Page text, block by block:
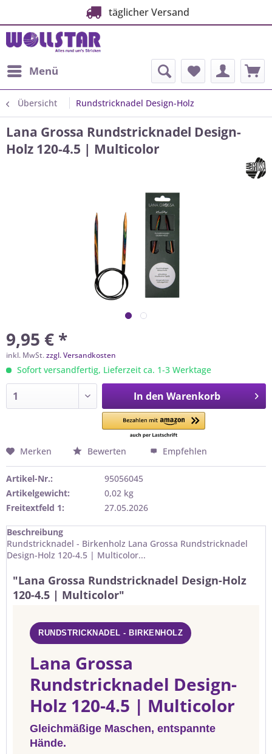
täglicher Versand
Menü
Übersicht Rundstricknadel Design-Holz
Lana Grossa Rundstricknadel Design-
Holz 120-4.5 | Multicolor
9,95 € *
inkl. MwSt.zzgl. Versandkosten
Sofort versandfertig, Lieferzeit ca. 1-3 Werktage
In den Warenkorb
Merken Bewerten Empfehlen
Artikel-Nr.:
95056045
Artikelgewicht:
0,02 kg
Freitextfeld 1:
27.05.2026
Beschreibung
Rundstricknadel - Birkenholz Lana Grossa Rundstricknadel
Design-Holz 120-4.5 | Multicolor...
"Lana Grossa Rundstricknadel Design-Holz
120-4.5 | Multicolor"
RUNDSTRICKNADEL - BIRKENHOLZ
Lana Grossa
Rundstricknadel Design-
Holz 120-4.5 | Multicolor
Gleichmäßige Maschen, entspannte
Hände.